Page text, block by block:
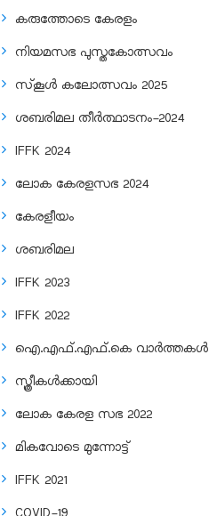
കരുത്തോടെ കേരളം
നിയമസഭ പുസ്തകോത്സവം
സ്‌കൂൾ കലോത്സവം 2025
ശബരിമല തീര്‍ത്ഥാടനം-2024
IFFK 2024
ലോക കേരളസഭ 2024
കേരളീയം
ശബരിമല
IFFK 2023
IFFK 2022
ഐ.എഫ്.എഫ്.കെ വാർത്തകൾ
സ്ത്രീകൾക്കായി
ലോക കേരള സഭ 2022
മികവോടെ മുന്നോട്ട്
IFFK 2021